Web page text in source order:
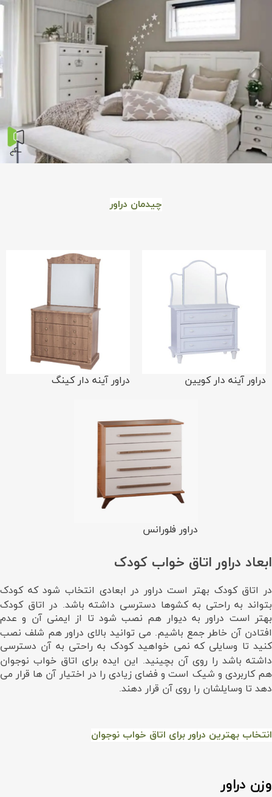
چیدمان دراور
دراور آینه دار کویین دراور آینه دار کینگ
دراور فلورانس
ابعاد دراور اتاق خواب کودک
در اتاق کودک بهتر است دراور در ابعادی انتخاب شود که کودک
بتواند به راحتی به کشوها دسترسی داشته باشد. در اتاق کودک
بهتر است دراور به دیوار هم نصب شود تا از ایمنی آن و عدم
افتادن آن خاطر جمع باشیم. می توانید بالای دراور هم شلف نصب
کنید تا وسایلی که نمی خواهید کودک به راحتی به آن دسترسی
داشته باشد را روی آن بچینید. این ایده برای اتاق خواب نوجوان
هم کاربردی و شیک است و فضای زیادی را در اختیار آن ها قرار می
دهد تا وسایلشان را روی آن قرار دهند.
انتخاب بهترین دراور برای اتاق خواب نوجوان
وزن دراور